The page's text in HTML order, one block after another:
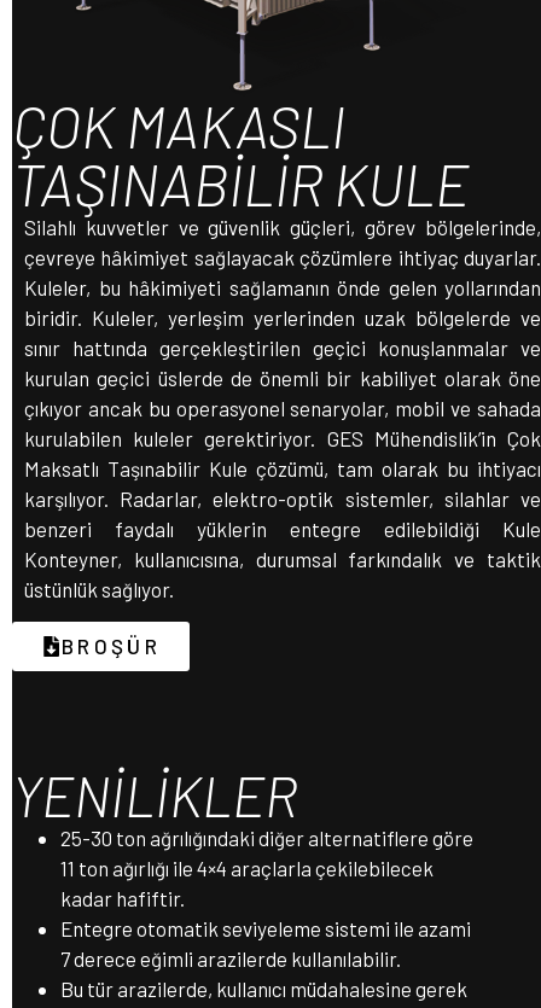
ÇOK MAKASLI
TAŞINABİLİR KULE
Silahlı kuvvetler ve güvenlik güçleri, görev bölgelerinde,
çevreye hâkimiyet sağlayacak çözümlere ihtiyaç duyarlar.
Kuleler, bu hâkimiyeti sağlamanın önde gelen yollarından
biridir. Kuleler, yerleşim yerlerinden uzak bölgelerde ve
sınır hattında gerçekleştirilen geçici konuşlanmalar ve
kurulan geçici üslerde de önemli bir kabiliyet olarak öne
çıkıyor ancak bu operasyonel senaryolar, mobil ve sahada
kurulabilen kuleler gerektiriyor. GES Mühendislik’in Çok
Maksatlı Taşınabilir Kule çözümü, tam olarak bu ihtiyacı
karşılıyor. Radarlar, elektro-optik sistemler, silahlar ve
benzeri faydalı yüklerin entegre edilebildiği Kule
Konteyner, kullanıcısına, durumsal farkındalık ve taktik
üstünlük sağlıyor.
BROŞÜR
YENİLİKLER
25-30 ton ağrılığındaki diğer alternatiflere göre
11 ton ağırlığı ile 4×4 araçlarla çekilebilecek
kadar hafiftir.
Entegre otomatik seviyeleme sistemi ile azami
7 derece eğimli arazilerde kullanılabilir.
Bu tür arazilerde, kullanıcı müdahalesine gerek